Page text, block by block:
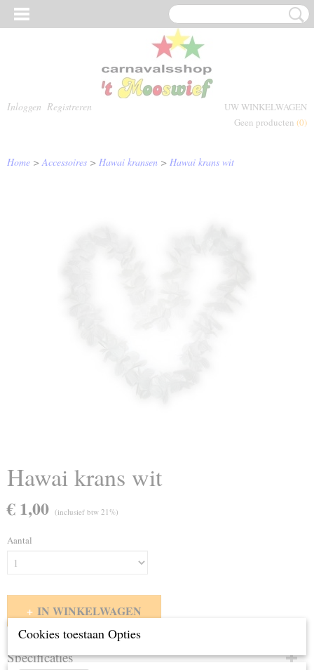
Inloggen Registreren
UW WINKELWAGEN
Geen producten (0)
Home >Accessoires > Hawai kransen > Hawai krans wit
Hawai krans wit
€ 1,00 (inclusief btw 21%)
Aantal
IN WINKELWAGEN
Specificaties
Cookies toestaan Opties